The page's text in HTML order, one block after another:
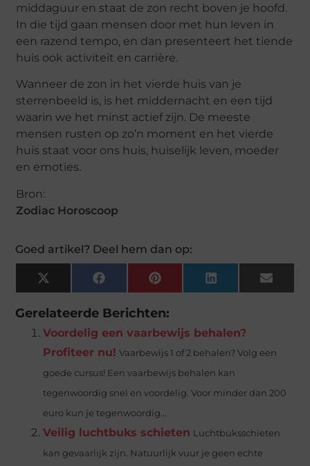
middaguur en staat de zon recht boven je hoofd.
In die tijd gaan mensen door met hun leven in
een razend tempo, en dan presenteert het tiende
huis ook activiteit en carrière.
Wanneer de zon in het vierde huis van je
sterrenbeeld is, is het middernacht en een tijd
waarin we het minst actief zijn. De meeste
mensen rusten op zo’n moment en het vierde
huis staat voor ons huis, huiselijk leven, moeder
en emoties.
Bron:
Zodiac Horoscoop
Goed artikel? Deel hem dan op:
X
(Twitter)
Facebook Pinterest LinkedIn Email
Gerelateerde Berichten:
Voordelig een vaarbewijs behalen?
Profiteer nu! Vaarbewijs 1 of 2 behalen? Volg een
goede cursus! Een vaarbewijs behalen kan
tegenwoordig snel en voordelig. Voor minder dan 200
euro kun je tegenwoordig...
Veilig luchtbuks schieten Luchtbuksschieten
kan gevaarlijk zijn. Natuurlijk vuur je geen echte